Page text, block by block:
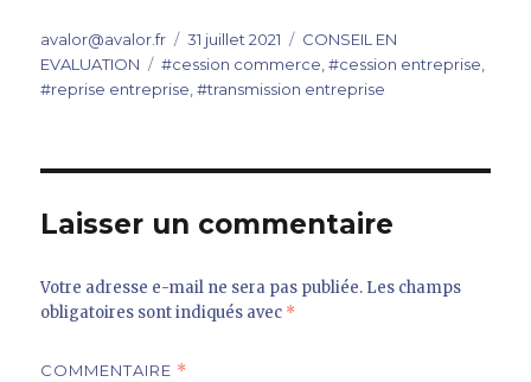
Auteur
avalor@avalor.fr
Publié
le
31 juillet 2021 Catégories
CONSEIL EN
EVALUATION
Étiquettes
#cession commerce ,#cession entreprise
#reprise entreprise ,#transmission entreprise
Laisser un commentaire
Votre adresse e-mail ne sera pas publiée. Les champs
obligatoires sont indiqués avec *
COMMENTAIRE *